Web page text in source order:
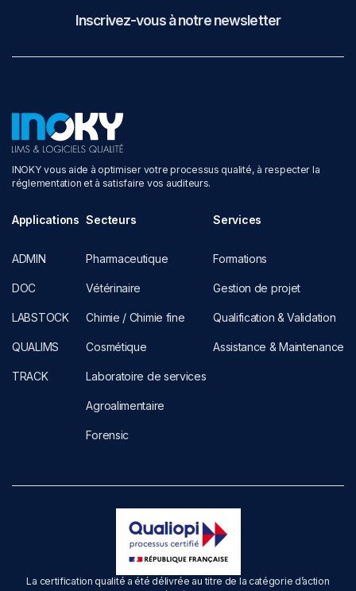
Inscrivez-vous à notre newsletter
INOKY vous aide à optimiser votre processus qualité, à respecter la
réglementation et à satisfaire vos auditeurs.
Applications
ADMIN
DOC
LABSTOCK
QUALIMS
TRACK
Secteurs
Pharmaceutique
Vétérinaire
Chimie / Chimie fine
Cosmétique
Laboratoire de services
Agroalimentaire
Forensic
Services
Formations
Gestion de projet
Qualification & Validation
Assistance & Maintenance
La certification qualité a été délivrée au titre de la catégorie d’action